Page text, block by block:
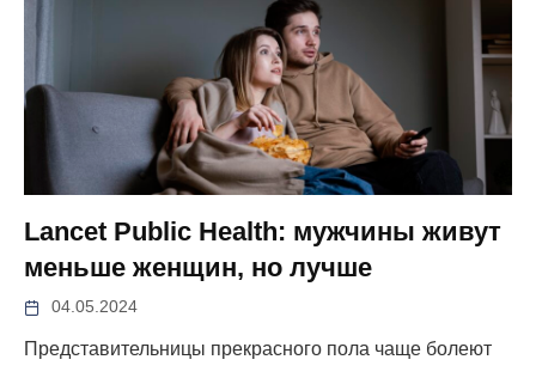
Lancet Public Health: мужчины живут
меньше женщин, но лучше
04.05.2024
Представительницы прекрасного пола чаще болеют